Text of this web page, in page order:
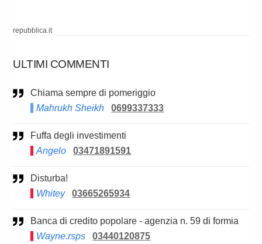
repubblica.it
ULTIMI COMMENTI
Chiama sempre di pomeriggio
Mahrukh Sheikh
0699337333
Fuffa degli investimenti
Angelo
03471891591
Disturba!
Whitey
03665265934
Banca di credito popolare - agenzia n. 59 di formia
Wayne.rsps
03440120875